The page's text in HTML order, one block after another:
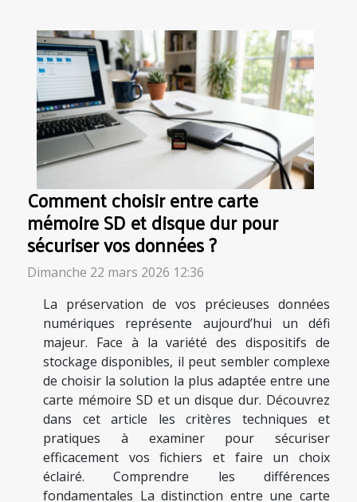
Comment choisir entre carte
mémoire SD et disque dur pour
sécuriser vos données ?
Dimanche 22 mars 2026 12:36
La préservation de vos précieuses données
numériques représente aujourd’hui un défi
majeur. Face à la variété des dispositifs de
stockage disponibles, il peut sembler complexe
de choisir la solution la plus adaptée entre une
carte mémoire SD et un disque dur. Découvrez
dans cet article les critères techniques et
pratiques à examiner pour sécuriser
efficacement vos fichiers et faire un choix
éclairé. Comprendre les différences
fondamentales La distinction entre une carte